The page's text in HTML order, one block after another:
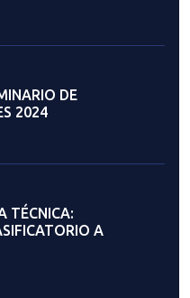
FARFÁN
FECHA LIGA